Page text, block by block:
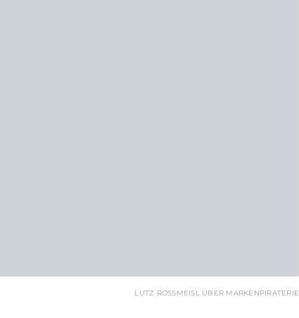
LUTZ ROSSMEISL ÜBER MARKENPIRATERIE